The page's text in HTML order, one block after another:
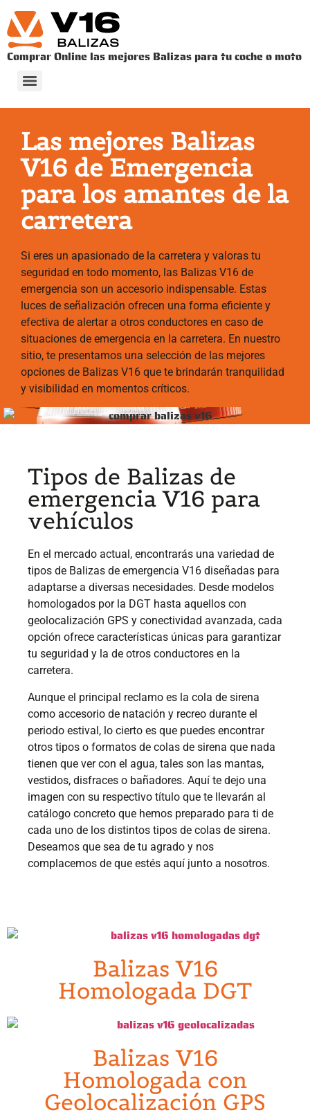
Comprar Online las mejores Balizas para tu coche o moto
Las mejores Balizas
V16 de Emergencia
para los amantes de la
carretera
Si eres un apasionado de la carretera y valoras tu
seguridad en todo momento, las Balizas V16 de
emergencia son un accesorio indispensable. Estas
luces de señalización ofrecen una forma eficiente y
efectiva de alertar a otros conductores en caso de
situaciones de emergencia en la carretera. En nuestro
sitio, te presentamos una selección de las mejores
opciones de Balizas V16 que te brindarán tranquilidad
y visibilidad en momentos críticos.
Tipos de Balizas de
emergencia V16 para
vehículos
En el mercado actual, encontrarás una variedad de
tipos de Balizas de emergencia V16 diseñadas para
adaptarse a diversas necesidades. Desde modelos
homologados por la DGT hasta aquellos con
geolocalización GPS y conectividad avanzada, cada
opción ofrece características únicas para garantizar
tu seguridad y la de otros conductores en la
carretera.
Aunque el principal reclamo es la cola de sirena
como accesorio de natación y recreo durante el
periodo estival, lo cierto es que puedes encontrar
otros tipos o formatos de colas de sirena que nada
tienen que ver con el agua, tales son las mantas,
vestidos, disfraces o bañadores. Aquí te dejo una
imagen con su respectivo título que te llevarán al
catálogo concreto que hemos preparado para ti de
cada uno de los distintos tipos de colas de sirena.
Deseamos que sea de tu agrado y nos
complacemos de que estés aquí junto a nosotros.
Balizas V16
Homologada DGT
Balizas V16
Homologada con
Geolocalización GPS